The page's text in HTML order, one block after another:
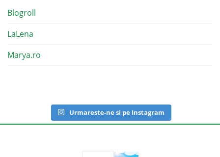
Blogroll
LaLena
Marya.ro
Urmareste-ne si pe Instagram